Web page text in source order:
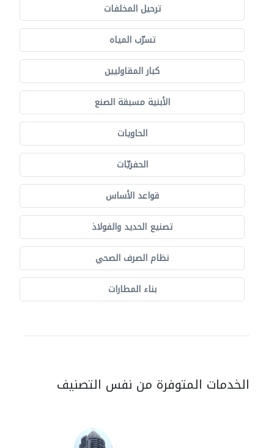
ترحيل المخلفات
تسرّب المياه
كبار المقاوليين
الأبنية مسبقة الصنع
الحاويات
الحفريّات
قواعد الأساس
تصنيع الحديد والفولاذ
نظام الصرف الصحي
بناء المطارات
الخدمات المتوفرة من نفس التصنيف